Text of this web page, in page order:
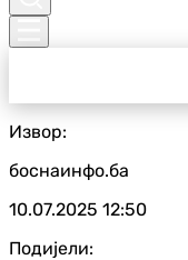
Извор:
боснаинфо.ба
10.07.2025 12:50
Подијели: